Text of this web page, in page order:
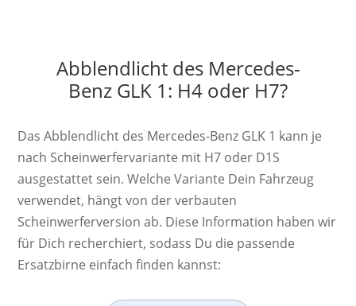
Abblendlicht des Mercedes-
Benz GLK 1: H4 oder H7?
Das Abblendlicht des Mercedes-Benz GLK 1 kann je
nach Scheinwerfervariante mit H7 oder D1S
ausgestattet sein. Welche Variante Dein Fahrzeug
verwendet, hängt von der verbauten
Scheinwerferversion ab. Diese Information haben wir
für Dich recherchiert, sodass Du die passende
Ersatzbirne einfach finden kannst: